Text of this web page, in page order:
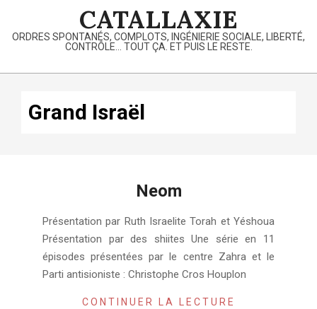
content
CATALLAXIE
ORDRES SPONTANÉS, COMPLOTS, INGÉNIERIE SOCIALE, LIBERTÉ,
CONTRÔLE… TOUT ÇA. ET PUIS LE RESTE.
Primary
Grand Israël
Neom
08-
07
Présentation par Ruth Israelite Torah et Yéshoua
Présentation par des shiites Une série en 11
épisodes présentées par le centre Zahra et le
Parti antisioniste : Christophe Cros Houplon
CONTINUER LA LECTURE